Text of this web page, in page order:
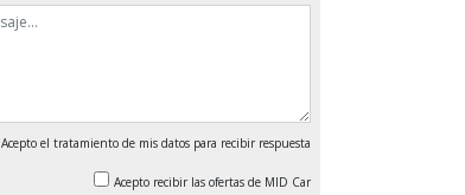
Acepto el tratamiento de mis datos para recibir respuesta
Acepto recibir las ofertas de MID Car